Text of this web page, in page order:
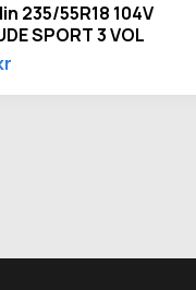
235/55R18 104V
SPORT 3 VOL